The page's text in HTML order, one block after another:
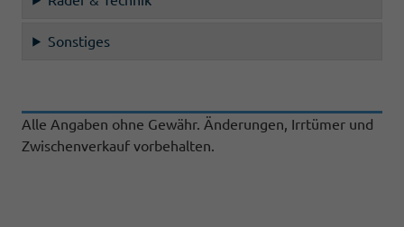
Sonstiges
Alle Angaben ohne Gewähr. Änderungen, Irrtümer und
Zwischenverkauf vorbehalten.